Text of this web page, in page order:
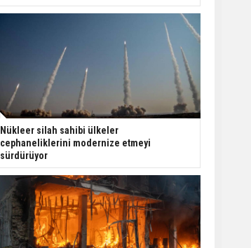
Nükleer silah sahibi ülkeler
cephaneliklerini modernize etmeyi
sürdürüyor